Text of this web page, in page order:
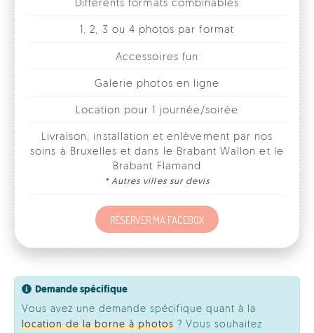
soins à Bruxelles et dans le Brabant Wallon et le
* Autres villes sur devis
RÉSERVER MA FACEBOX
Demande spécifique
Vous avez une demande spécifique quant à la
location de la borne à photos ? Vous souhaitez